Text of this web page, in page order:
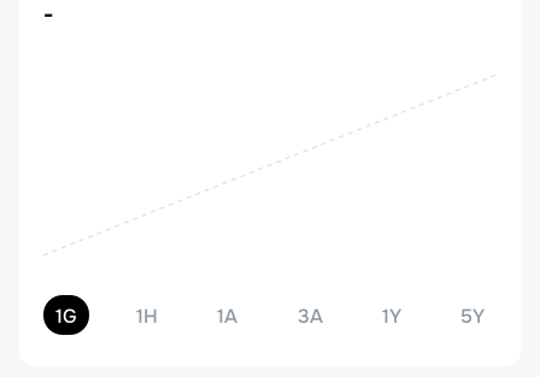
-
1G 1H 1A 3A 1Y 5Y